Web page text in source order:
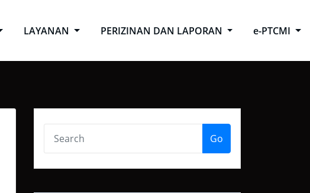
LAYANAN PERIZINAN DAN LAPORAN e-PTCMI
Go